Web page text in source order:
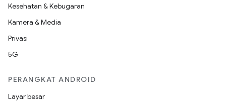
Kesehatan & Kebugaran
Kamera & Media
Privasi
5G
PERANGKAT ANDROID
Layar besar